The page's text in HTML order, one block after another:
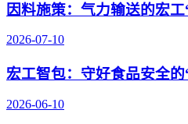
因料施策：气力输送的宏
2026-07-10
宏工智包：守好食品安全
2026-06-10